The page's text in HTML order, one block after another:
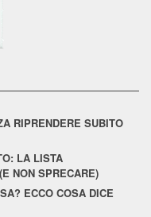
RIPRENDERE SUBITO
LA LISTA
NON SPRECARE)
ECCO COSA DICE